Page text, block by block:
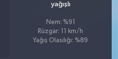
yağışlı
Nem: %91
Rüzgar: 11 km/h
Yağış Olasılığı: %89